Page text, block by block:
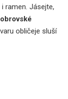
ramen. Jásejte,
obrovské
obličeje sluší